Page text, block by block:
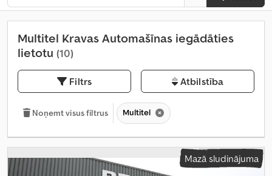
Multitel Kravas Automašīnas iegādāties
lietotu (10)
Filtrs Atbilstība
Noņemt visus filtrus Multitel
Mazā sludinājuma